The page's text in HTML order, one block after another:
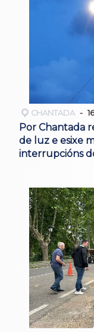
CHANTADA
Por Chantada
de luz e esixe
interrupcións